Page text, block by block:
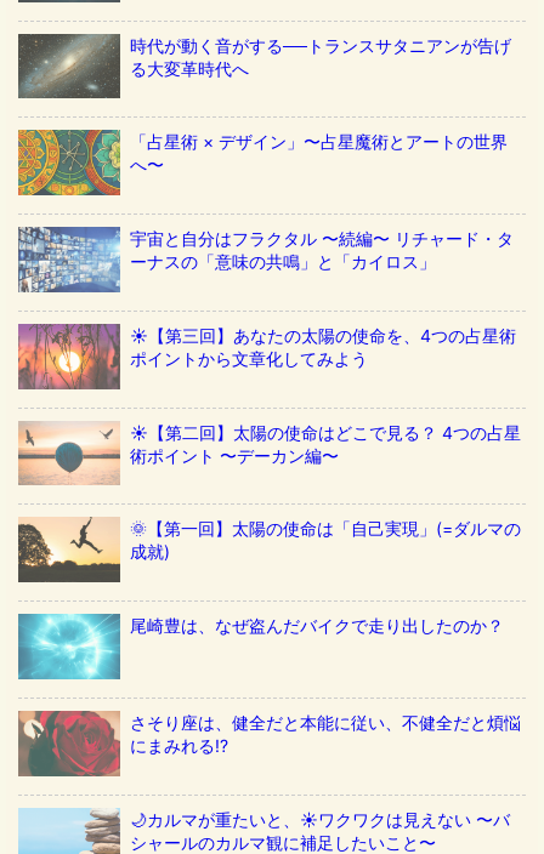
時代が動く音がする──トランスサタニアンが告げ
る大変革時代へ
「占星術 × デザイン」〜占星魔術とアートの世界
へ〜
宇宙と自分はフラクタル 〜続編〜 リチャード・タ
ーナスの「意味の共鳴」と「カイロス」
☀️【第三回】あなたの太陽の使命を、4つの占星術
ポイントから文章化してみよう
☀️【第二回】太陽の使命はどこで見る？ 4つの占星
術ポイント 〜デーカン編〜
🌞【第一回】太陽の使命は「自己実現」(=ダルマの
成就)
尾崎豊は、なぜ盗んだバイクで走り出したのか？
さそり座は、健全だと本能に従い、不健全だと煩悩
にまみれる!?
🌙カルマが重たいと、☀️ワクワクは見えない 〜バ
シャールのカルマ観に補足したいこと〜